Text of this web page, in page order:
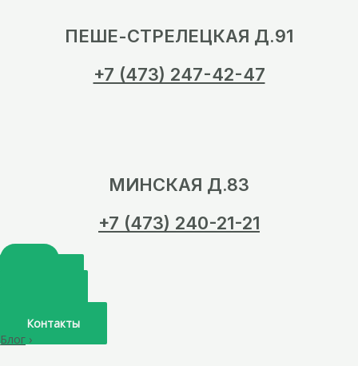
ПЕШЕ-СТРЕЛЕЦКАЯ Д.91
+7 (473) 247-42-47
МИНСКАЯ Д.83
+7 (473) 240-21-21
Контакты
Блог ›